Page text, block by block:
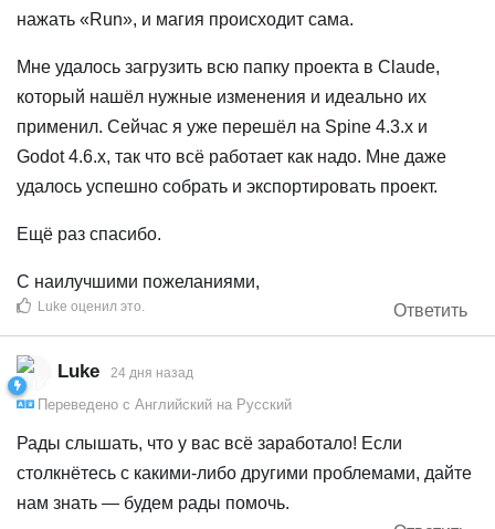
нажать «Run», и магия происходит сама.
Мне удалось загрузить всю папку проекта в Claude,
который нашёл нужные изменения и идеально их
применил. Сейчас я уже перешёл на Spine 4.3.x и
Godot 4.6.x, так что всё работает как надо. Мне даже
удалось успешно собрать и экспортировать проект.
Ещё раз спасибо.
С наилучшими пожеланиями,
Ответить
Luke оценил это
Luke 24 дня назад
Переведено с Английский на Русский
Рады слышать, что у вас всё заработало! Если
столкнётесь с какими‑либо другими проблемами, дайте
нам знать — будем рады помочь.